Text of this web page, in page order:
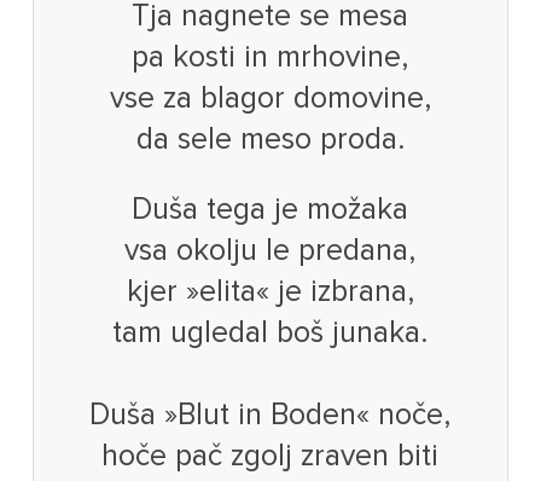
Tja nagnete se mesa
pa kosti in mrhovine,
vse za blagor domovine,
da sele meso proda.
Duša tega je možaka
vsa okolju le predana,
kjer »elita« je izbrana,
tam ugledal boš junaka.
Duša »Blut in Boden« noče,
hoče pač zgolj zraven biti